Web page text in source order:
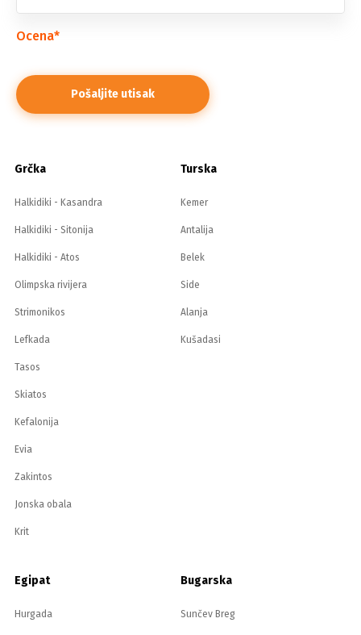
Ocena*
Grčka
Halkidiki - Kasandra
Halkidiki - Sitonija
Halkidiki - Atos
Olimpska rivijera
Strimonikos
Lefkada
Tasos
Skiatos
Kefalonija
Evia
Zakintos
Jonska obala
Krit
Turska
Kemer
Antalija
Belek
Side
Alanja
Kušadasi
Egipat
Hurgada
Bugarska
Sunčev Breg